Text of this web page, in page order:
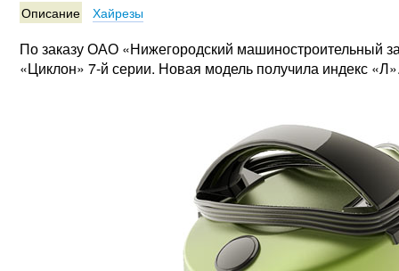
Описание Хайрезы
По заказу ОАО «Нижегородский машиностроительный
«Циклон» 7-й серии. Новая модель получила индекс